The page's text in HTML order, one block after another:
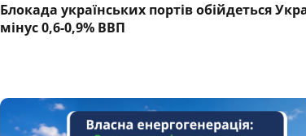
Блокада українських портів обійдеться
мінус 0,6-0,9% ВВП